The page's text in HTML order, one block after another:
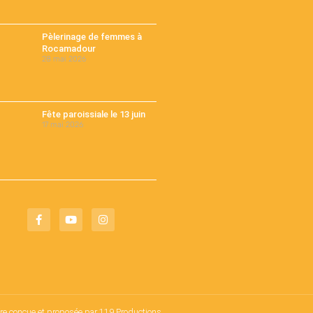
Pèlerinage de femmes à
Rocamadour
28 mai 2026
Fête paroissiale le 13 juin
17 mai 2026